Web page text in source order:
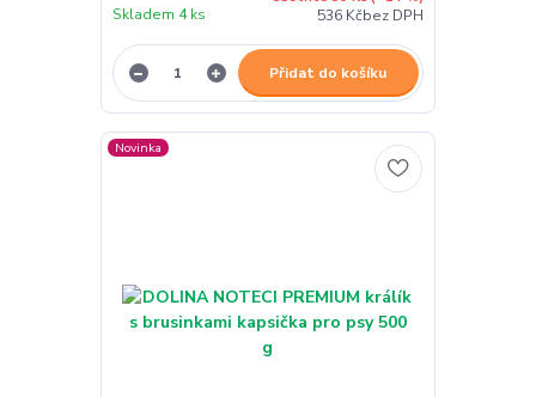
536 Kčbez DPH
Skladem 4 ks
Přidat do košíku
Novinka